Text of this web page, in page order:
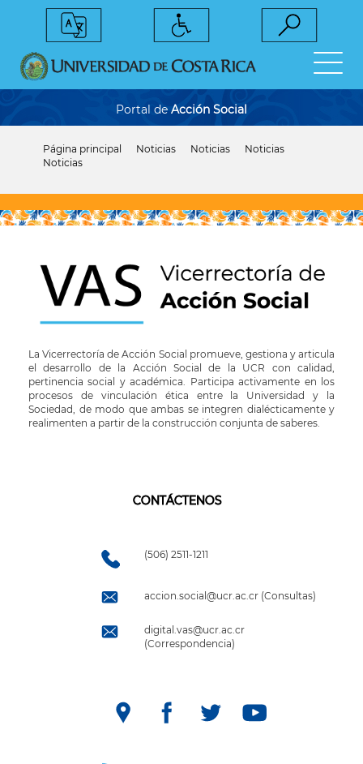
Portal de Acción Social
Sobrescribir
a
la
Página principal Noticias Noticias
Noticias
Noticias
La Vicerrectoría de Acción Social promueve, gestiona y articula
el desarrollo de la Acción Social de la UCR con calidad,
pertinencia social y académica. Participa activamente en los
procesos de vinculación ética entre la Universidad y la
Sociedad, de modo que ambas se integren dialécticamente y
realimenten a partir de la construcción conjunta de saberes.
CONTÁCTENOS
(506) 2511-1211
accion.social@ucr.ac.cr (Consultas)
digital.vas@ucr.ac.cr
(Correspondencia)